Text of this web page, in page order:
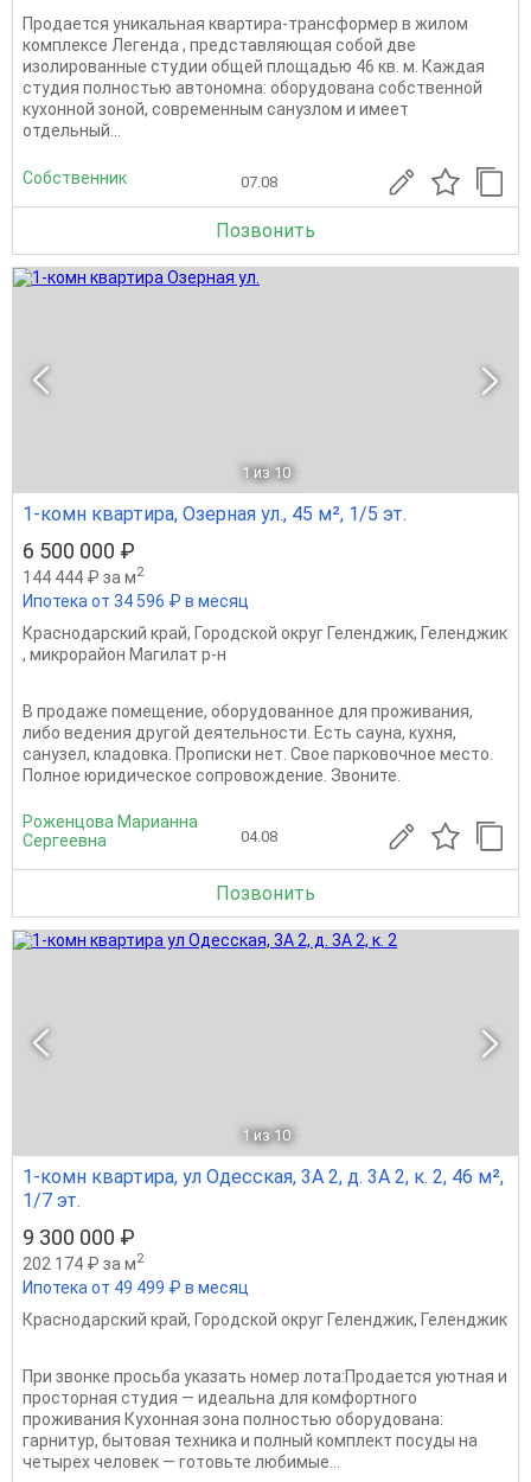
Продается уникальная квартира-трансформер в жилом
комплексе Легенда , представляющая собой две
изолированные студии общей площадью 46 кв. м. Каждая
студия полностью автономна: оборудована собственной
кухонной зоной, современным санузлом и имеет
отдельный...
Собственник 07.08
Позвонить
1 из 10
1-комн квартира, Озерная ул., 45 м², 1/5 эт.
6 500 000 ₽
144 444 ₽ за м2
Ипотека от 34 596 ₽ в месяц
Краснодарский край, Городской округ Геленджик, Геленджик
, микрорайон Магилат р-н
В продаже помещение, оборудованное для проживания,
либо ведения другой деятельности. Есть сауна, кухня,
санузел, кладовка. Прописки нет. Свое парковочное место.
Полное юридическое сопровождение. Звоните.
Роженцова Марианна
Сергеевна
04.08
Позвонить
1 из 10
1-комн квартира, ул Одесская, 3А 2, д. 3А 2, к. 2, 46 м²,
1/7 эт.
9 300 000 ₽
202 174 ₽ за м2
Ипотека от 49 499 ₽ в месяц
Краснодарский край, Городской округ Геленджик, Геленджик
При звонке просьба указать номер лота:Продается уютная и
просторная студия — идеальна для комфортного
проживания Кухонная зона полностью оборудована:
гарнитур, бытовая техника и полный комплект посуды на
четырех человек — готовьте любимые...